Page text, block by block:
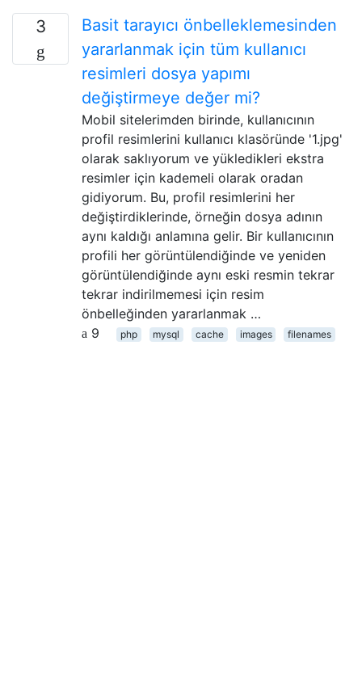
3
Basit tarayıcı önbelleklemesinden
yararlanmak için tüm kullanıcı
resimleri dosya yapımı
değiştirmeye değer mi?
Mobil sitelerimden birinde, kullanıcının
profil resimlerini kullanıcı klasöründe '1.jpg'
olarak saklıyorum ve yükledikleri ekstra
resimler için kademeli olarak oradan
gidiyorum. Bu, profil resimlerini her
değiştirdiklerinde, örneğin dosya adının
aynı kaldığı anlamına gelir. Bir kullanıcının
profili her görüntülendiğinde ve yeniden
görüntülendiğinde aynı eski resmin tekrar
tekrar indirilmemesi için resim
önbelleğinden yararlanmak …
9
php mysql cache images filenames